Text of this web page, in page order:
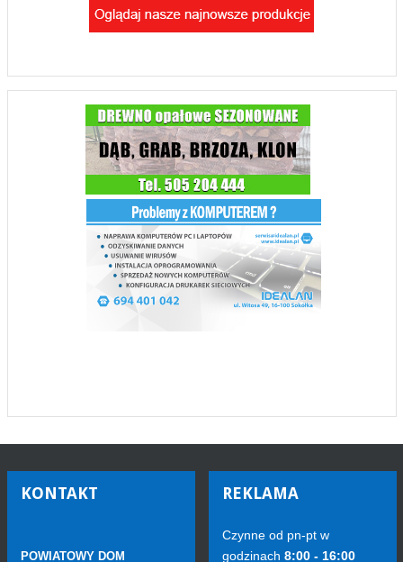
KONTAKT
POWIATOWY DOM
REKLAMA
Czynne od pn-pt w
godzinach 8:00 - 16:00